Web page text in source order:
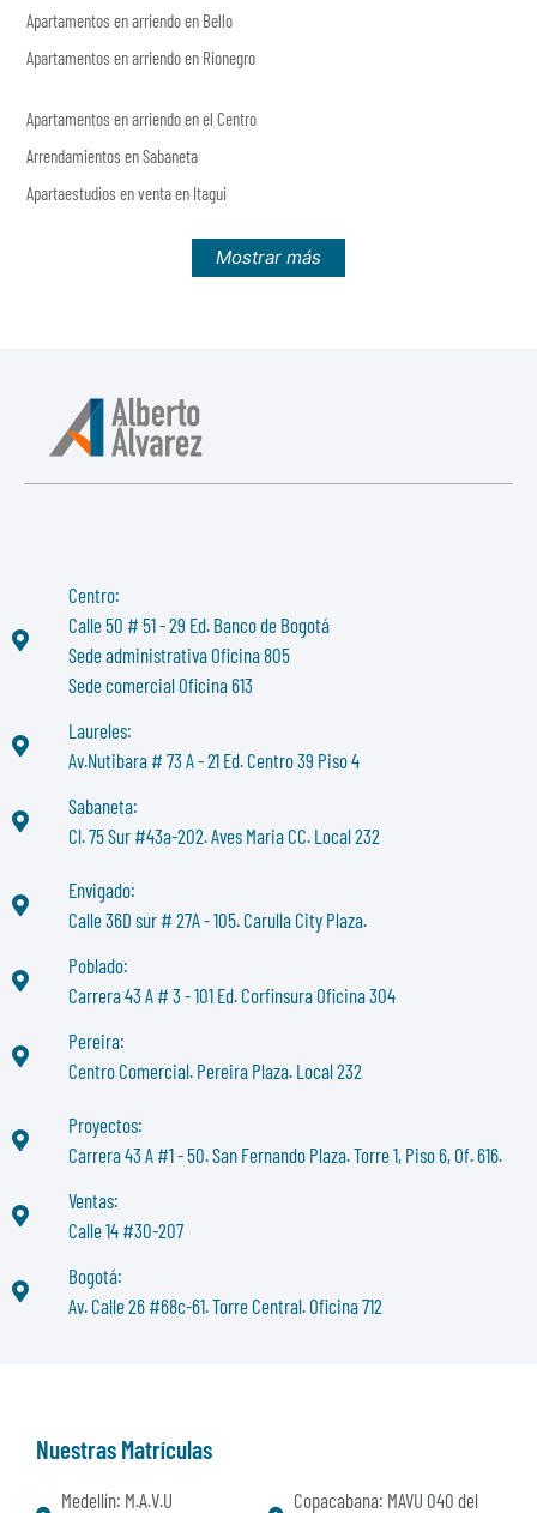
Apartamentos en arriendo en Bello
Apartamentos en arriendo en Rionegro
Apartamentos en arriendo en el Centro
Arrendamientos en Sabaneta
Apartaestudios en venta en Itagui
Mostrar más
Centro:
Calle 50 # 51 - 29 Ed. Banco de Bogotá
Sede administrativa Oficina 805
Sede comercial Oficina 613
Laureles:
Av.Nutibara # 73 A - 21 Ed. Centro 39 Piso 4
Sabaneta:
Cl. 75 Sur #43a-202. Aves Maria CC. Local 232
Envigado:
Calle 36D sur # 27A - 105. Carulla City Plaza.
Poblado:
Carrera 43 A # 3 - 101 Ed. Corfinsura Oficina 304
Pereira:
Centro Comercial. Pereira Plaza. Local 232
Proyectos:
Carrera 43 A #1 - 50. San Fernando Plaza. Torre 1, Piso 6, Of. 616.
Ventas:
Calle 14 #30-207
Bogotá:
Av. Calle 26 #68c-61. Torre Central. Oficina 712
Nuestras Matrículas
Medellín: M.A.V.U
Copacabana: MAVU 040 del